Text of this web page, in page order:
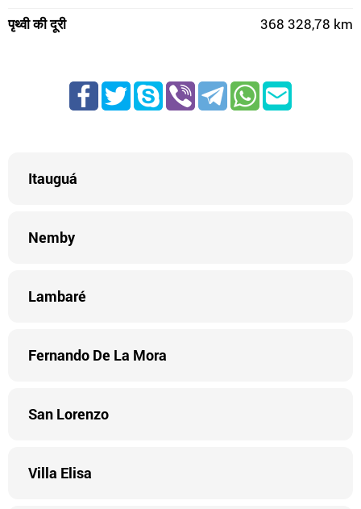
पृथ्वी की दूरी
368 328,78 km
Itauguá
Nemby
Lambaré
Fernando De La Mora
San Lorenzo
Villa Elisa